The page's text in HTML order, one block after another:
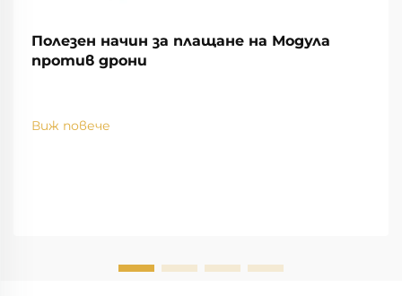
Полезен начин за плащане на Модула
против дрони
Виж повече